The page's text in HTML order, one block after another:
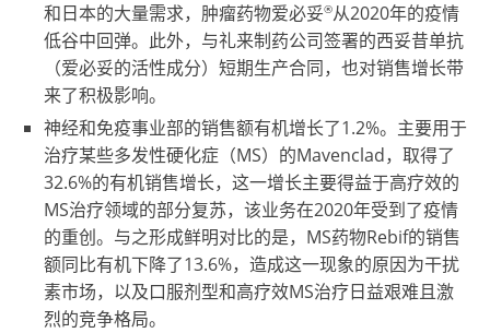
和日本的大量需求，肿瘤药物爱必妥®从2020年的疫情
低谷中回弹。此外，与礼来制药公司签署的西妥昔单抗
（爱必妥的活性成分）短期生产合同，也对销售增长带
来了积极影响。
神经和免疫事业部的销售额有机增长了1.2%。主要用于
治疗某些多发性硬化症（MS）的Mavenclad，取得了
32.6%的有机销售增长，这一增长主要得益于高疗效的
MS治疗领域的部分复苏，该业务在2020年受到了疫情
的重创。与之形成鲜明对比的是，MS药物Rebif的销售
额同比有机下降了13.6%，造成这一现象的原因为干扰
素市场，以及口服剂型和高疗效MS治疗日益艰难且激
烈的竞争格局。